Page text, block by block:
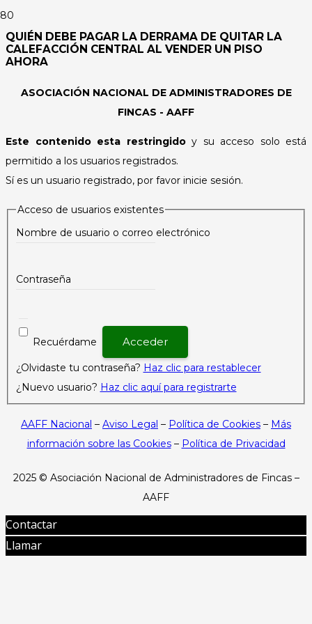
QUIÉN DEBE PAGAR LA DERRAMA DE QUITAR LA
CALEFACCIÓN CENTRAL AL VENDER UN PISO
AHORA
ASOCIACIÓN NACIONAL DE ADMINISTRADORES DE
FINCAS - AAFF
Este contenido esta restringidoy su acceso solo está
permitido a los usuarios registrados.
Sí es un usuario registrado, por favor inicie sesión.
Acceso de usuarios existentes
Nombre de usuario o correo electrónico
Contraseña
Recuérdame
¿Olvidaste tu contraseña? Haz clic para restablecer
¿Nuevo usuario? Haz clic aquí para registrarte
AAFF Nacional – Aviso Legal – Política de Cookies – Más
información sobre las Cookies– Política de Privacidad
2025 © Asociación Nacional de Administradores de Fincas –
AAFF
Contactar
Llamar